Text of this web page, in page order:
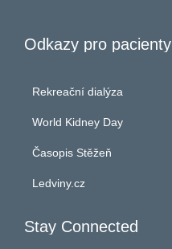
Odkazy pro pacienty
Rekreační dialýza
World Kidney Day
Časopis Stěžeň
Ledviny.cz
Stay Connected